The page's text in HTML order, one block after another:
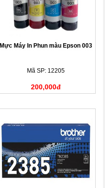
Mực Máy In Phun màu Epson 003
Mã SP: 12205
200,000đ